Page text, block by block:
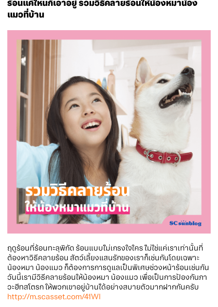
ร้อนแค่ไหนก็เอาอยู่ รวมวิธีคลายร้อนให้น้องหมาน้อง
แมวที่บ้าน
ฤดูร้อนที่ร้อนทะลุพิกัด ร้อนแบบไม่เกรงใจใคร ไม่ใช่แค่เราเท่านั้นที่
ต้องหาวิธีคลายร้อน สัตว์เลี้ยงแสนรักของเราก็เช่นกันโดยเฉพาะ
น้องหมา น้องแมว ก็ต้องการการดูแลเป็นพิเศษช่วงหน้าร้อนเช่นกัน
วันนี้เรามีวิธีคลายร้อนให้น้องหมา น้องแมว เพื่อเป็นการป้องกันภา
วะฮีทสโตรก ให้พวกเขาอยู่บ้านได้อย่างสบายตัวมากฝากกันครับ
http://m.scasset.com/41WI